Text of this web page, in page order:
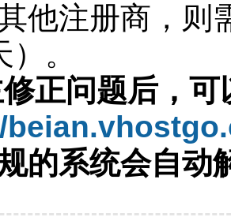
他注册商，则
。
正问题后，可
的系统会自动